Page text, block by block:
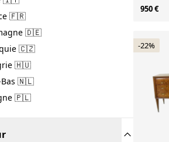
🇫🇷
🇩🇪
🇨🇿
🇭🇺
Bas 🇳🇱
🇵🇱
950 €
-22%